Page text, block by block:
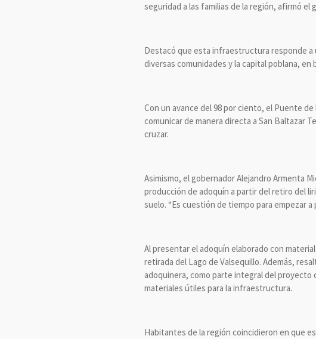
seguridad a las familias de la región, afirmó el
Destacó que esta infraestructura responde a
diversas comunidades y la capital poblana,
Con un avance del 98 por ciento, el Puente
comunicar de manera directa a San Baltazar
cruzar.
Asimismo, el gobernador Alejandro Armenta
producción de adoquín a partir del retiro del
suelo. “Es cuestión de tiempo para empezar a
Al presentar el adoquín elaborado con
retirada del Lago de Valsequillo. Además,
adoquinera, como parte integral del
materiales útiles para la infraestructura.
Habitantes de la región coincidieron en que